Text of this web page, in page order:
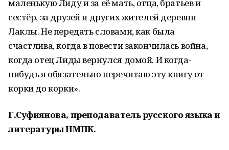
маленькую Лиду и за её мать, отца, братьев и
сестёр, за друзей и других жителей деревни
Лаклы. Не передать словами, как была
счастлива, когда в повести закончилась война,
когда отец Лиды вернулся домой. И когда-
нибудь я обязательно перечитаю эту книгу от
корки до корки».
Г.Суфиянова, преподаватель русского языка и
литературы НМПК.